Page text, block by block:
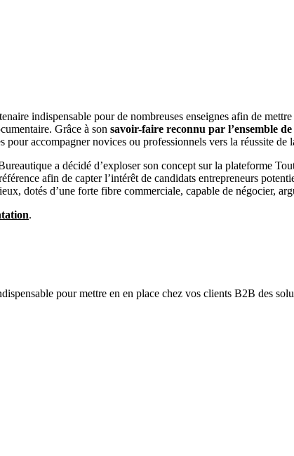
indispensable pour de nombreuses enseignes afin de
Grâce à son savoir-faire reconnu par l’ensemble de
pour accompagner novices ou professionnels vers la réussite de
a décidé d’exploser son concept sur la plateforme
afin de capter l’intérêt de candidats entrepreneurs
dotés d’une forte fibre commerciale, capable de négocier,
.
pour mettre en en place chez vos clients B2B des